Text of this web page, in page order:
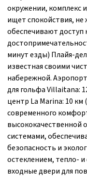
окружении, комплекс
ищет спокойствия, не
обеспечивают
минут езды) Плайя-
известная своими
набережной.
для гольфа Villaitana:
центр La Marina: 10
современного
высококачественной
системами,
безопасность и
остеклением, тепло-
входные двери для